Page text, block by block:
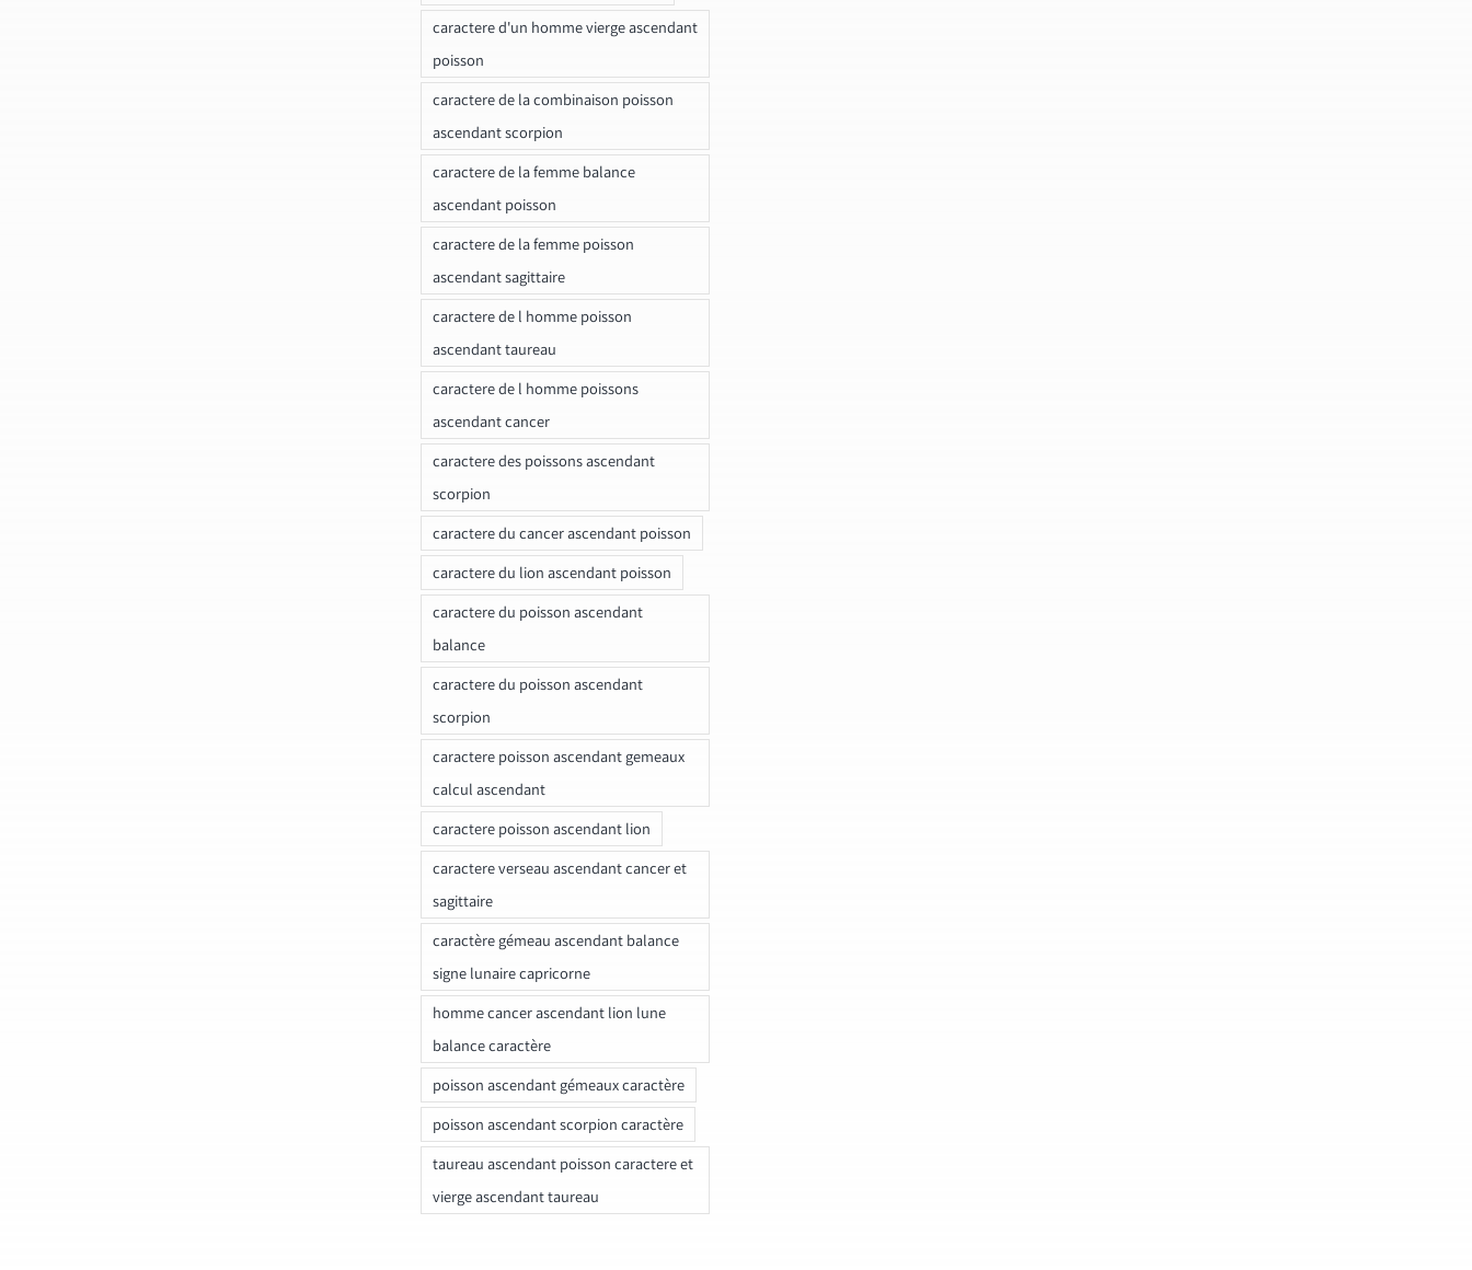
caractere d'un homme vierge ascendant
poisson
caractere de la combinaison poisson
ascendant scorpion
caractere de la femme balance
ascendant poisson
caractere de la femme poisson
ascendant sagittaire
caractere de l homme poisson
ascendant taureau
caractere de l homme poissons
ascendant cancer
caractere des poissons ascendant
scorpion
caractere du cancer ascendant poisson
caractere du lion ascendant poisson
caractere du poisson ascendant
balance
caractere du poisson ascendant
scorpion
caractere poisson ascendant gemeaux
calcul ascendant
caractere poisson ascendant lion
caractere verseau ascendant cancer et
sagittaire
caractère gémeau ascendant balance
signe lunaire capricorne
homme cancer ascendant lion lune
balance caractère
poisson ascendant gémeaux caractère
poisson ascendant scorpion caractère
taureau ascendant poisson caractere et
vierge ascendant taureau